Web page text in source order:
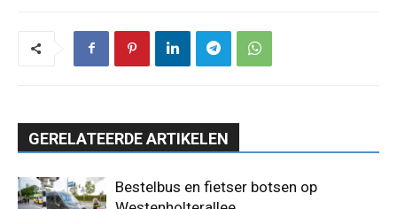
GERELATEERDE ARTIKELEN
Bestelbus en fietser botsen op